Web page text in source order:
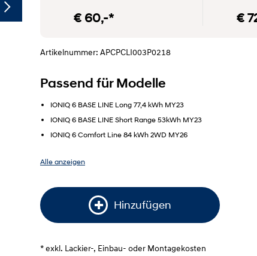
SYMBOLFOTO"
€ 60,-* €
Artikelnummer: APCPCLI003P0218
Passend für Modelle
IONIQ 6 BASE LINE Long 77,4 kWh MY23
IONIQ 6 BASE LINE Short Range 53kWh MY23
IONIQ 6 Comfort Line 84 kWh 2WD MY26
Alle anzeigen
Hinzufügen
* exkl. Lackier-, Einbau- oder Montagekosten